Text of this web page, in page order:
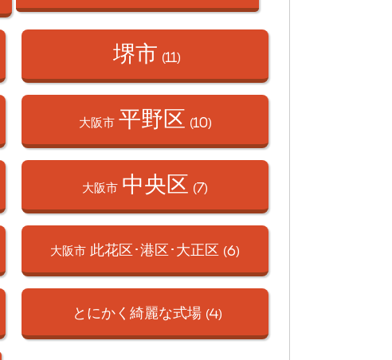
堺市 (11)
大阪市 平野区 (10)
大阪市 中央区 (7)
大阪市 此花区･港区･ 大正区 (6)
とにかく綺麗な式場 (4)